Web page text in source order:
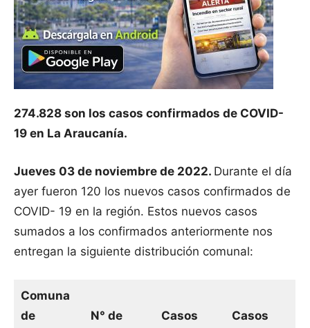
274.828 son los casos confirmados de COVID-
19 en La Araucanía.
Jueves 03 de noviembre de 2022. Durante el día
ayer fueron 120 los nuevos casos confirmados de
COVID- 19 en la región. Estos nuevos casos
sumados a los confirmados anteriormente nos
entregan la siguiente distribución comunal:
Comuna
de
N° de
Casos
Casos